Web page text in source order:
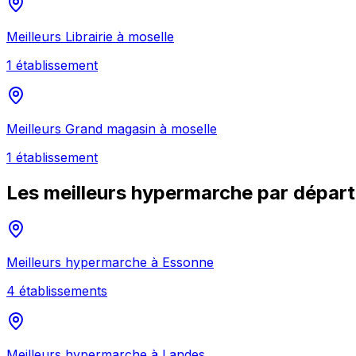
Meilleurs Librairie à moselle
1 établissement
Meilleurs Grand magasin à moselle
1 établissement
Les meilleurs hypermarche par
Meilleurs hypermarche à Essonne
4 établissements